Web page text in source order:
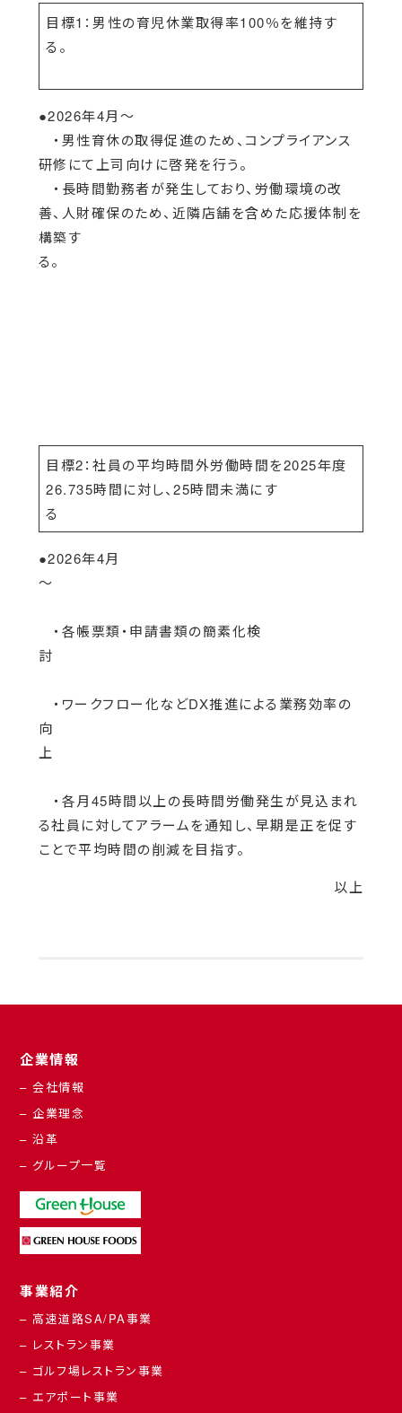
目標1：男性の育児休業取得率100％を維持す
る。
●2026年4月～
・男性育休の取得促進のため、コンプライアンス
研修にて上司向けに啓発を行う。
・長時間勤務者が発生しており、労働環境の改
善、人財確保のため、近隣店舗を含めた応援体制を
構築す
る。
目標2：社員の平均時間外労働時間を2025年度
26.735時間に対し、25時間未満にす
る
●2026年4月
～
・各帳票類・申請書類の簡素化検
討
・ワークフロー化などDX推進による業務効率の
向
上
・各月45時間以上の長時間労働発生が見込まれ
る社員に対してアラームを通知し、早期是正を促す
ことで平均時間の削減を目指す。
以上
企業情報
– 会社情報
– 企業理念
– 沿革
– グループ一覧
事業紹介
– 高速道路SA/PA事業
– レストラン事業
– ゴルフ場レストラン事業
– エアポート事業